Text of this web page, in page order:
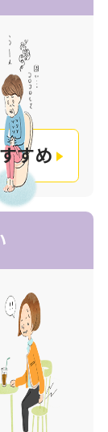
ます。余
、便秘の
ることで
循環を良く
「痔」も改
らタイプを
ェックし
すすめの処
番気にな
すめ